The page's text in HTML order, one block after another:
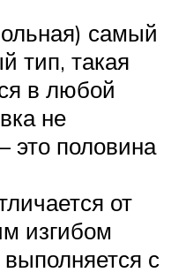
самый
тип, такая
в любой
не
это половина
от
изгибом
с